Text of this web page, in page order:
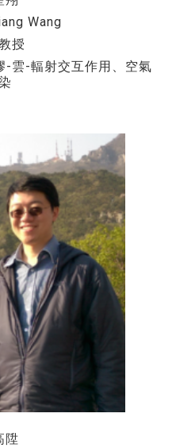
Wang
授
-雲-輻射交互作用、空氣
陞